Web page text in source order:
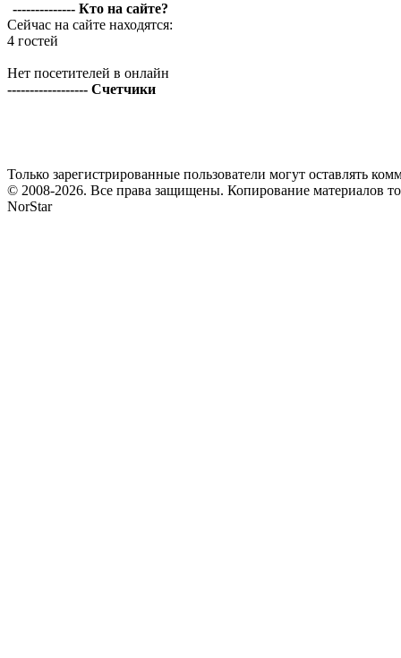
-------------- Кто на сайте?
Сейчас на сайте находятся:
4 гостей
Нет посетителей в онлайн
------------------ Счетчики
Только зарегистрированные пользователи могут оставлять
© 2008-2026. Все права защищены. Копирование материалов
NorStar